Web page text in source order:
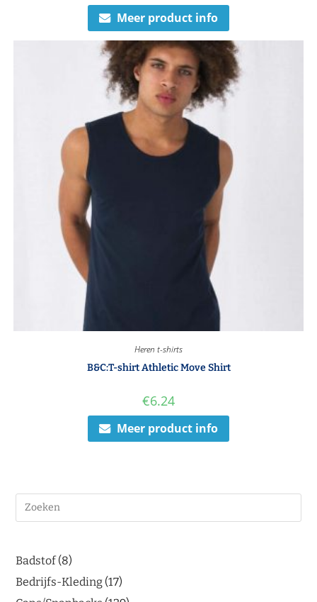
Meer product info
Heren t-shirts
B&C:T-shirt Athletic Move Shirt
€6.24
Meer product info
Badstof 8
Bedrijfs-Kleding 17